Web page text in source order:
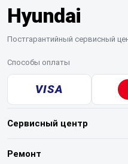
Hyundai
Постгарантийный сервисный
Способы оплаты
VISA
Сервисный центр
О нашем сервисе
Ремонт